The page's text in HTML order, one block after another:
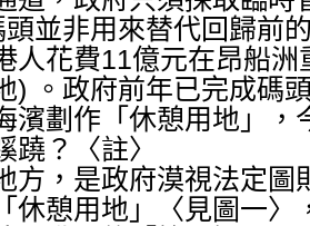
並非用來替代回歸前
人花費11億元在昂船
) 。政府前年已完成碼
濱劃作「休憩用地」，
蹺？〈註〉
方，是政府漠視法定圖
休憩用地」〈見圖一〉